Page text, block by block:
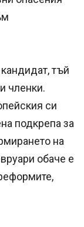
тъй
членки.
си
подкрепа за
на
обаче е